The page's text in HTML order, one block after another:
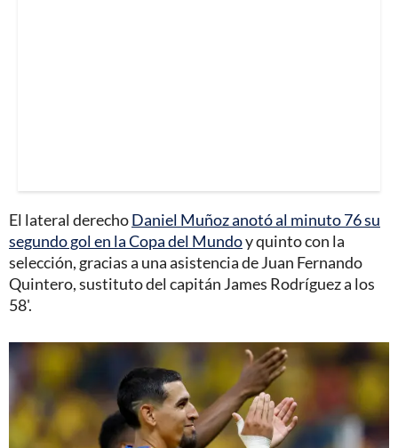
El lateral derechoDaniel Muñoz anotó al minuto 76 su
segundo gol en la Copa del Mundoy quinto con la
selección, gracias a una asistencia de Juan Fernando
Quintero, sustituto del capitán James Rodríguez a los
58'.